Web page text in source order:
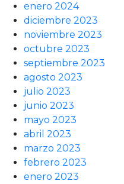
enero 2024
diciembre 2023
noviembre 2023
octubre 2023
septiembre 2023
agosto 2023
julio 2023
junio 2023
mayo 2023
abril 2023
marzo 2023
febrero 2023
enero 2023